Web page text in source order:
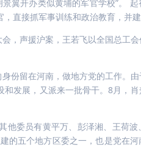
翼开办类似黄埔的军官学校”。
直接抓军事训练和政治教育，并
，声援沪案，王若飞以全国总工
份留在河南，做地方党的工作。
发展，又派来一批骨干。8月，
他委员有黄平万、彭泽湘、王荷
的五个地方区委之一，也是党在